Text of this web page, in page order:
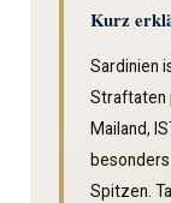
Kurz
Sardinien
Straftaten
Mailand,
Spitzen.